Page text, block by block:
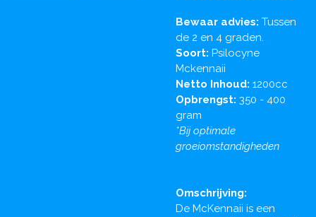
Bewaar advies: Tussen
de 2 en 4 graden.
Soort: Psilocyne
Mckennaii
Netto Inhoud: 1200cc
Opbrengst: 350 - 400
gram
*Bij optimale
groeiomstandigheden
Omschrijving:
De McKennaii is een